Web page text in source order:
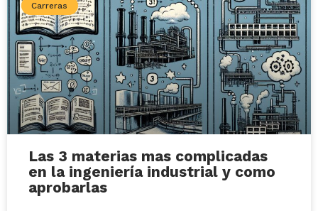
Carreras
Las 3 materias mas complicadas
en la ingeniería industrial y como
aprobarlas